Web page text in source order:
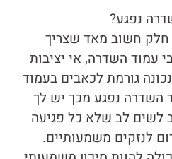
נפגע?
חלק חשוב מאד שצריך
עמוד השדרה, אי יציבות
גורמת לכאבים בעמוד
השדרה נפגע מכך יש לך
לשים לב שלא כל פגיעה
לנזקים משמעותיים.